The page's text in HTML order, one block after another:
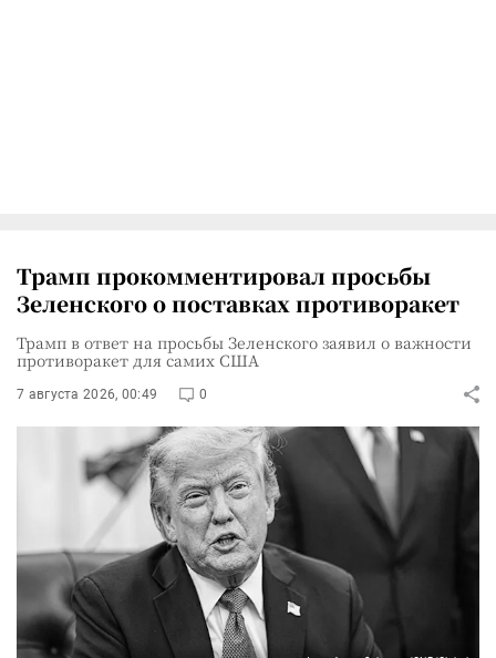
Трамп прокомментировал просьбы
Зеленского о поставках противоракет
Трамп в ответ на просьбы Зеленского заявил о важности
противоракет для самих США
7 августа 2026, 00:49 0